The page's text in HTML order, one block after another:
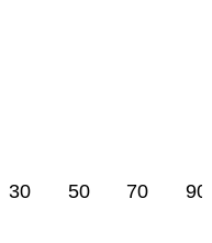
30 50 70 90